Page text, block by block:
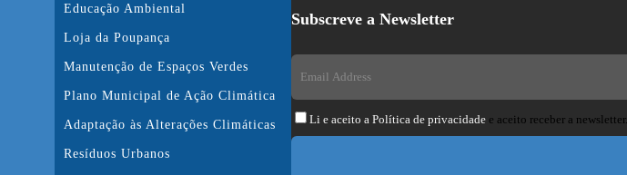
Educação Ambiental
Loja da Poupança
Manutenção de Espaços Verdes
Plano Municipal de Ação Climática
Adaptação às Alterações Climáticas
Resíduos Urbanos
Subscreve a Newsletter
Li e aceito a Política de privacidade e aceito receber a newsletter.